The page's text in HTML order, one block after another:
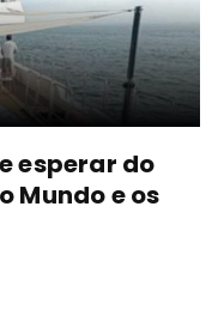
esperar do
Mundo e os